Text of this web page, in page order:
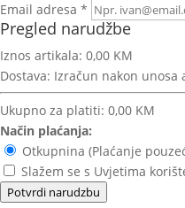
Email adresa *
Pregled narudžbe
Iznos artikala: 0,00 KM
Dostava: Izračun nakon unosa
Ukupno za platiti: 0,00 KM
Način plaćanja:
Otkupnina (Plaćanje
Slažem se s Uvjetima
Potvrdi narudzbu